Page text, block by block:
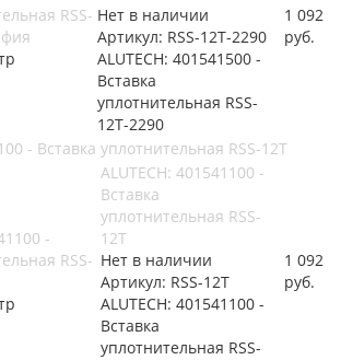
Нет в наличии
Артикул: RSS-12T-2290
ALUTECH: 401541500 -
Вставка
уплотнительная RSS-
12T-2290
1 092
руб.
- Вставка уплотнительная RSS-12T
ALUTECH: 401541100 -
Вставка
уплотнительная RSS-
12T
Нет в наличии
Артикул: RSS-12T
ALUTECH: 401541100 -
Вставка
уплотнительная RSS-
1 092
руб.